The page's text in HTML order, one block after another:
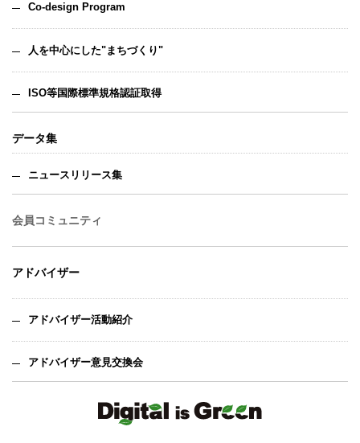
Co-design Program
人を中心にした"まちづくり"
ISO等国際標準規格認証取得
データ集
ニュースリリース集
会員コミュニティ
アドバイザー
アドバイザー活動紹介
アドバイザー意見交換会